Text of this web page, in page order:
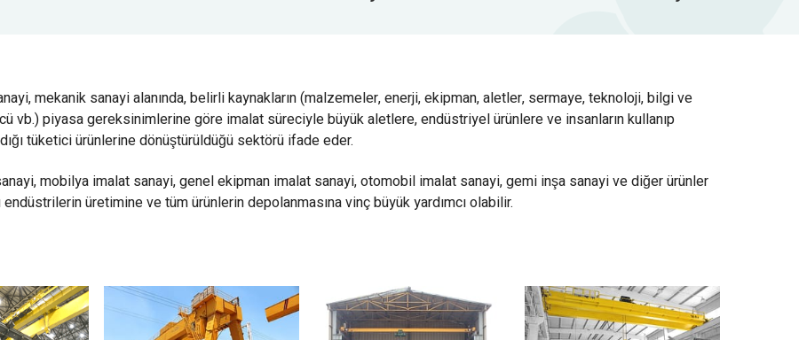
mekanik sanayi alanında, belirli kaynakların (malzemeler, enerji, ekipman, aletler, sermaye, teknoloji, bilgi ve
vb.) piyasa gereksinimlerine göre imalat süreciyle büyük aletlere, endüstriyel ürünlere ve insanların kullanıp
tüketici ürünlerine dönüştürüldüğü sektörü ifade eder.
mobilya imalat sanayi, genel ekipman imalat sanayi, otomobil imalat sanayi, gemi inşa sanayi ve diğer ürünler
endüstrilerin üretimine ve tüm ürünlerin depolanmasına vinç büyük yardımcı olabilir.